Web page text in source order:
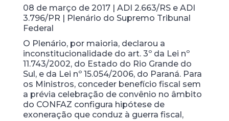
08 de março de 2017 | ADI 2.663/RS e ADI
3.796/PR | Plenário do Supremo Tribunal
Federal
O Plenário, por maioria, declarou a
inconstitucionalidade do art. 3º da Lei nº
11.743/2002, do Estado do Rio Grande do
Sul, e da Lei nº 15.054/2006, do Paraná. Para
os Ministros, conceder benefício fiscal sem
a prévia celebração de convênio no âmbito
do CONFAZ configura hipótese de
exoneração que conduz à guerra fiscal,